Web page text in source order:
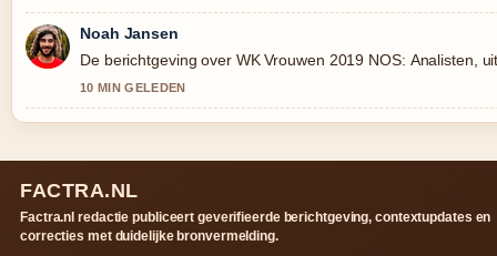
Noah Jansen
De berichtgeving over WK Vrouwen 2019 NOS: Analisten,
10 MIN GELEDEN
FACTRA.NL
Factra.nl redactie publiceert geverifieerde berichtgeving, contextupdates en
correcties met duidelijke bronvermelding.